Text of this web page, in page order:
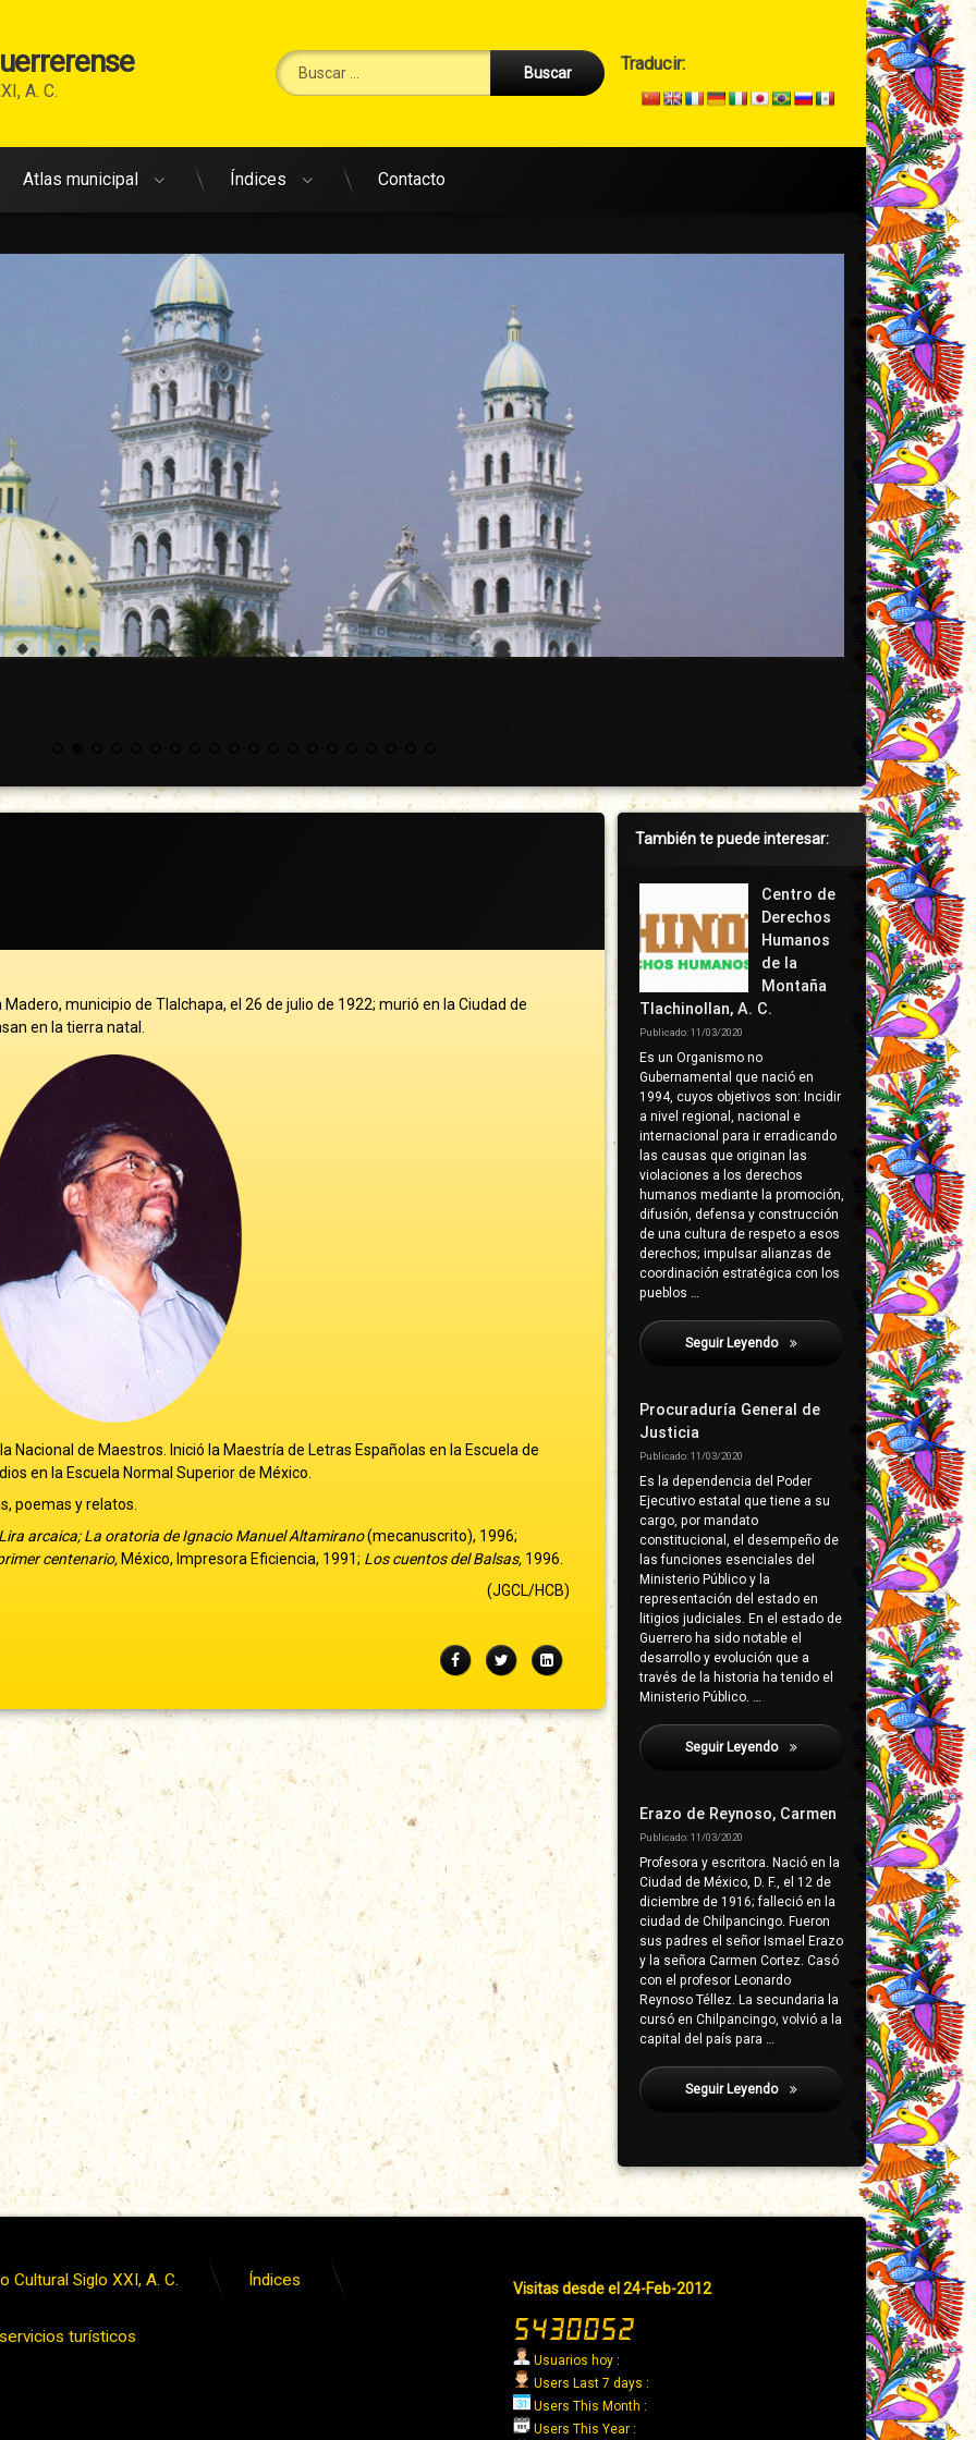
A. C.
Buscar:
→
Secundario
Traducir:
Atlas municipal Índices Contacto
municipio de Tlalchapa, el 26 de julio de 1922; murió en la Ciudad de
en la tierra natal.
Nacional de Maestros. Inició la Maestría de Letras Españolas en la Escuela de
en la Escuela Normal Superior de México.
poemas y relatos.
arcaica; La oratoria de Ignacio Manuel Altamirano(mecanuscrito), 1996;
centenario, México, Impresora Eficiencia, 1991; Los cuentos del Balsas, 1996.
(JGCL/HCB)
FacebookTwitterLinkedIn
Barra
lateral
También te puede interesar:
Centro de
Derechos
Humanos
de la
Montaña
Tlachinollan, A. C.
Publicado: 11/03/2020
Es un Organismo no
Gubernamental que nació en
1994, cuyos objetivos son: Incidir
a nivel regional, nacional e
internacional para ir erradicando
las causas que originan las
violaciones a los derechos
humanos mediante la promoción,
difusión, defensa y construcción
de una cultura de respeto a esos
derechos; impulsar alianzas de
coordinación estratégica con los
pueblos …
Seguir Leyendo Antúnez López, Erasto
Procuraduría General de
Justicia
Publicado: 11/03/2020
Es la dependencia del Poder
Ejecutivo estatal que tiene a su
cargo, por mandato
constitucional, el desempeño de
las funciones esenciales del
Ministerio Público y la
representación del estado en
litigios judiciales. En el estado de
Guerrero ha sido notable el
desarrollo y evolución que a
través de la historia ha tenido el
Ministerio Público. …
Seguir Leyendo Antúnez López, Erasto
Erazo de Reynoso, Carmen
Publicado: 11/03/2020
Profesora y escritora. Nació en la
Ciudad de México, D. F., el 12 de
diciembre de 1916; falleció en la
ciudad de Chilpancingo. Fueron
sus padres el señor Ismael Erazo
y la señora Carmen Cortez. Casó
con el profesor Leonardo
Reynoso Téllez. La secundaria la
cursó en Chilpancingo, volvió a la
capital del país para …
Seguir Leyendo Antúnez López, Erasto
Cultural Siglo XXI, A. C. Índices
turísticos
de
página
→
Derecha
Visitas desde el 24-Feb-2012
Usuarios hoy :
Users Last 7 days :
Users This Month :
Users This Year :